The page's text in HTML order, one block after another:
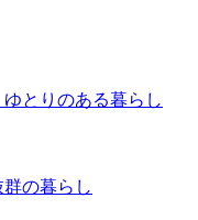
とりのある暮らし
の暮らし